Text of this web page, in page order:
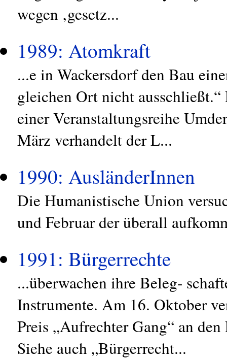
wegen ‚gesetz...
1989: Atomkraft
...e in Wackersdorf den Bau
gleichen Ort nicht
einer Veranstaltungsreihe
März verhandelt der L...
1990: AusländerInnen
Die Humanistische Union
und Februar der überall
1991: Bürgerrechte
...überwachen ihre Beleg-
Instrumente. Am 16. Oktober
Preis „Aufrechter Gang“ an
Siehe auch „Bürgerrecht...